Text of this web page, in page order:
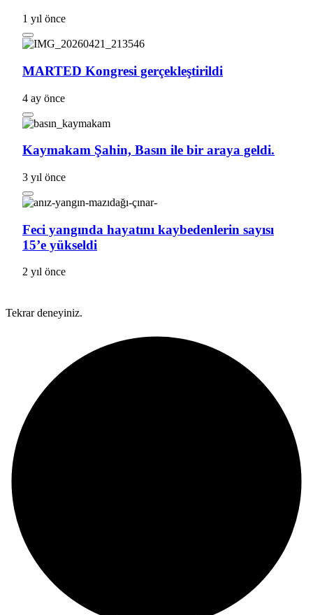
1 yıl önce
MARTED Kongresi gerçekleştirildi
4 ay önce
Kaymakam Şahin, Basın ile bir araya geldi.
3 yıl önce
Feci yangında hayatını kaybedenlerin sayısı
15’e yükseldi
2 yıl önce
Tekrar deneyiniz.